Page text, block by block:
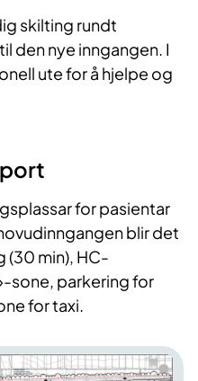
skilting rundt
den nye inngangen. I
ute for å hjelpe og
for pasientar
blir det
min), HC-
sone, parkering for
for taxi.